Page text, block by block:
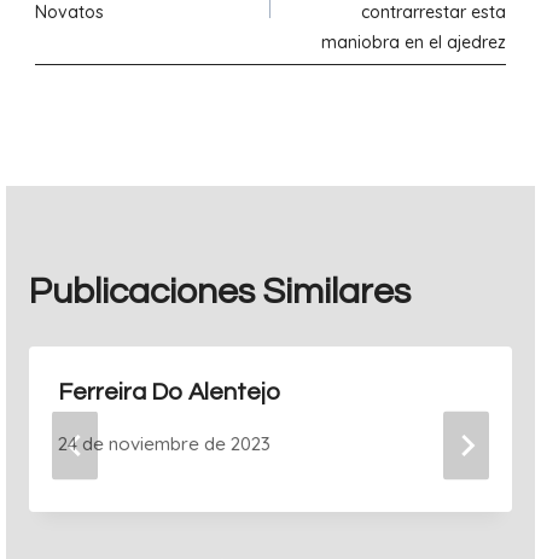
entradas
Novatos
contrarrestar esta
maniobra en el ajedrez
Publicaciones Similares
Ferreira Do Alentejo
24 de noviembre de 2023